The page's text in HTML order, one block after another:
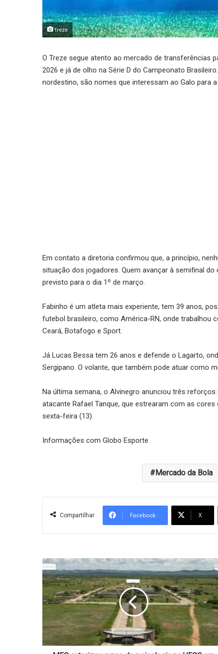
treze
O Treze segue atento ao mercado de transferências
2026 e já de olho na Série D do Campeonato
nordestino, são nomes que interessam ao Galo para
Em contato a diretoria confirmou que, a princípio,
situação dos jogadores. Quem avançar à semifinal
previsto para o dia 1º de março.
Fabinho é um atleta mais experiente, tem 39 anos,
futebol brasileiro, como América-RN, onde trabalhou
Ceará, Botafogo e Sport.
Já Lucas Bessa tem 26 anos e defende o Lagarto,
Sergipano. O volante, que também pode atuar como
Na última semana, o Alvinegro anunciou três
atacante Rafael Tanque, que estrearam com as
sexta-feira (13).
Informações com Globo Esporte
Mercado da Bola
Compartilhar Facebook X
MEC
autorizou
curso
de
psicologia
na
UFCG
em
Sousa